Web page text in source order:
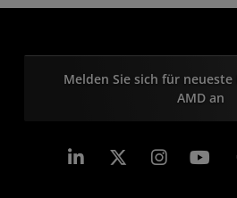
Melden Sie sich für
AMD an
LinkedIn